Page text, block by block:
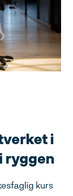
i
ryggen
kurs